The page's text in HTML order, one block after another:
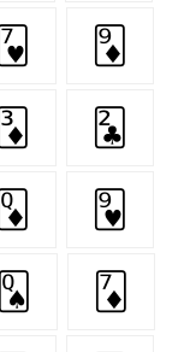
🂷 🃉
🃃 🃒
🃍 🂹
🂭 🃇